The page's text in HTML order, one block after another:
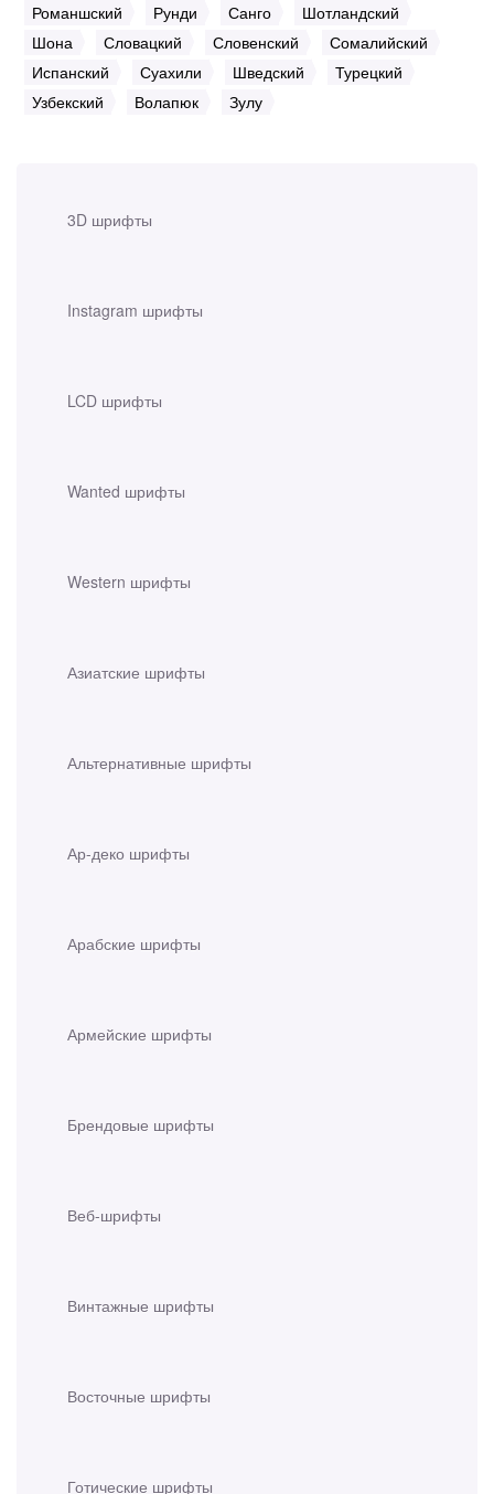
3D шрифты
Instagram шрифты
LCD шрифты
Wanted шрифты
Western шрифты
Азиатские шрифты
Альтернативные шрифты
Ар-деко шрифты
Арабские шрифты
Армейские шрифты
Брендовые шрифты
Веб-шрифты
Винтажные шрифты
Восточные шрифты
Готические шрифты
Романшский
Рунди Санго
Шотландский
Шона
Словацкий Словенский
Сомалийский
Испанский
Суахили Шведский
Турецкий
Узбекский
Волапюк Зулу